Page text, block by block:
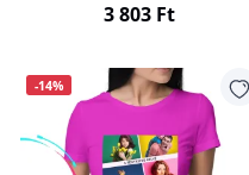
3 803 Ft
-14%